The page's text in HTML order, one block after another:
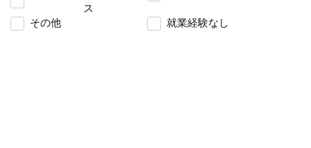
ス
その他 就業経験なし